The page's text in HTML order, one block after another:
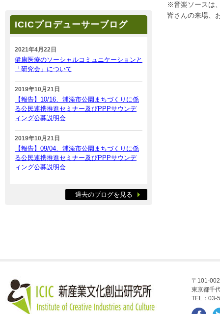
※音楽ソースは
皆さんの来場、
ICICプロデューサーブログ
2021年4月22日
健康医療のソーシャルコミュニケーションと
「研究会」について
2019年10月21日
【報告】10/16、浦添市公園まちづくりに係
る公民連携推進セミナー及びPPPサウンデ
ィング公募説明会
2019年10月21日
【報告】09/04、浦添市公園まちづくりに係
る公民連携推進セミナー及びPPPサウンデ
ィング公募説明会
過去のブログを見る
〒101-
東京都千
TEL：